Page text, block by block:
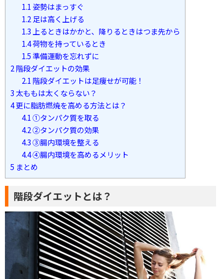
1.1 姿勢はまっすぐ
1.2足は高く上げる
1.3 上るときはかかと、降りるときはつま先から
1.4荷物を持っているとき
1.5準備運動を忘れずに
2階段ダイエットの効果
2.1 階段ダイエットは足痩せが可能！
3 太ももは太くならない？
4更に脂肪燃焼を高める方法とは？
4.1①タンパク質を取る
4.2②タンパク質の効果
4.3③腸内環境を整える
4.4④腸内環境を高めるメリット
5 まとめ
階段ダイエットとは？